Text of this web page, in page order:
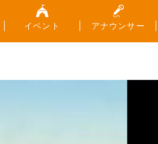
イベント アナウンサー